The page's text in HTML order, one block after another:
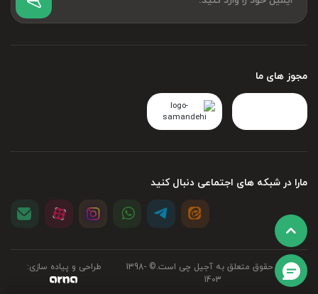
مجوز های ما
مارا در شبکه های اجتماعی دنبال کنید
تمامی حقوق متعلق به آجیل چی است.©‏ 1398-
1403
طراحی و پیاده سازی: